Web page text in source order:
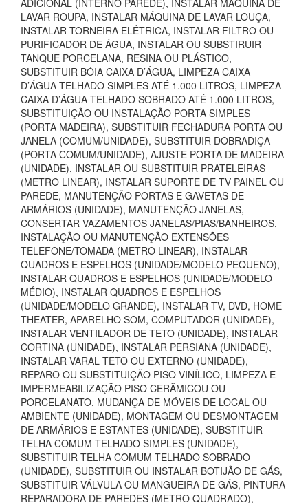
ADICIONAL (INTERNO PAREDE), INSTALAR MÁQUINA DE
LAVAR ROUPA, INSTALAR MÁQUINA DE LAVAR LOUÇA,
INSTALAR TORNEIRA ELÉTRICA, INSTALAR FILTRO OU
PURIFICADOR DE ÁGUA, INSTALAR OU SUBSTIRUIR
TANQUE PORCELANA, RESINA OU PLÁSTICO,
SUBSTITUIR BÓIA CAIXA D’ÁGUA, LIMPEZA CAIXA
D’ÁGUA TELHADO SIMPLES ATÉ 1.000 LITROS, LIMPEZA
CAIXA D’ÁGUA TELHADO SOBRADO ATÉ 1.000 LITROS,
SUBSTITUIÇÃO OU INSTALAÇÃO PORTA SIMPLES
(PORTA MADEIRA), SUBSTITUIR FECHADURA PORTA OU
JANELA (COMUM/UNIDADE), SUBSTITUIR DOBRADIÇA
(PORTA COMUM/UNIDADE), AJUSTE PORTA DE MADEIRA
(UNIDADE), INSTALAR OU SUBSTITUIR PRATELEIRAS
(METRO LINEAR), INSTALAR SUPORTE DE TV PAINEL OU
PAREDE, MANUTENÇÃO PORTAS E GAVETAS DE
ARMÁRIOS (UNIDADE), MANUTENÇÃO JANELAS,
CONSERTAR VAZAMENTOS JANELAS/PIAS/BANHEIROS,
INSTALAÇÃO OU MANUTENÇÃO EXTENSÕES
TELEFONE/TOMADA (METRO LINEAR), INSTALAR
QUADROS E ESPELHOS (UNIDADE/MODELO PEQUENO),
INSTALAR QUADROS E ESPELHOS (UNIDADE/MODELO
MÉDIO), INSTALAR QUADROS E ESPELHOS
(UNIDADE/MODELO GRANDE), INSTALAR TV, DVD, HOME
THEATER, APARELHO SOM, COMPUTADOR (UNIDADE),
INSTALAR VENTILADOR DE TETO (UNIDADE), INSTALAR
CORTINA (UNIDADE), INSTALAR PERSIANA (UNIDADE),
INSTALAR VARAL TETO OU EXTERNO (UNIDADE),
REPARO OU SUBSTITUIÇÃO PISO VINÍLICO, LIMPEZA E
IMPERMEABILIZAÇÃO PISO CERÂMICOU OU
PORCELANATO, MUDANÇA DE MÓVEIS DE LOCAL OU
AMBIENTE (UNIDADE), MONTAGEM OU DESMONTAGEM
DE ARMÁRIOS E ESTANTES (UNIDADE), SUBSTITUIR
TELHA COMUM TELHADO SIMPLES (UNIDADE),
SUBSTITUIR TELHA COMUM TELHADO SOBRADO
(UNIDADE), SUBSTITUIR OU INSTALAR BOTIJÃO DE GÁS,
SUBSTITUIR VÁLVULA OU MANGUEIRA DE GÁS, PINTURA
REPARADORA DE PAREDES (METRO QUADRADO),